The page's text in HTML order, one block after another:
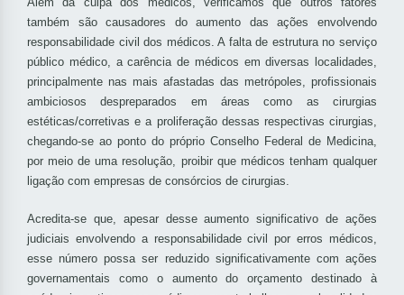
também são causadores do aumento das ações envolvendo
responsabilidade civil dos médicos. A falta de estrutura no serviço
público médico, a carência de médicos em diversas localidades,
principalmente nas mais afastadas das metrópoles, profissionais
ambiciosos despreparados em áreas como as cirurgias
estéticas/corretivas e a proliferação dessas respectivas cirurgias,
chegando-se ao ponto do próprio Conselho Federal de Medicina,
por meio de uma resolução, proibir que médicos tenham qualquer
ligação com empresas de consórcios de cirurgias.
Acredita-se que, apesar desse aumento significativo de ações
judiciais envolvendo a responsabilidade civil por erros médicos,
esse número possa ser reduzido significativamente com ações
governamentais como o aumento do orçamento destinado à